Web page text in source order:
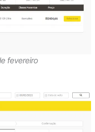
fevereiro